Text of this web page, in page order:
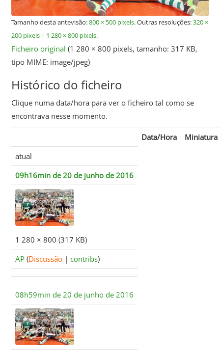
Tamanho desta antevisão:800 × 500 pixels.Outras resoluções:320 ×
200 pixels| 1 280 × 800 pixels.
Ficheiro original (1 280 × 800 pixels, tamanho: 317 KB,
tipo MIME: image/jpeg)
Histórico do ficheiro
Clique numa data/hora para ver o ficheiro tal como se
encontrava nesse momento.
Data/Hora
Miniatura
atual
09h16min de 20 de junho de 2016
1 280 × 800 (317 KB)
AP (Discussão| contribs)
08h59min de 20 de junho de 2016